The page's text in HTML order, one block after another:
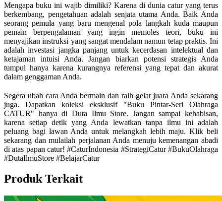
Mengapa buku ini wajib dimiliki? Karena di dunia catur yang terus
berkembang, pengetahuan adalah senjata utama Anda. Baik Anda
seorang pemula yang baru mengenal pola langkah kuda maupun
pemain berpengalaman yang ingin memoles teori, buku ini
menyajikan instruksi yang sangat mendalam namun tetap praktis. Ini
adalah investasi jangka panjang untuk kecerdasan intelektual dan
ketajaman intuisi Anda. Jangan biarkan potensi strategis Anda
tumpul hanya karena kurangnya referensi yang tepat dan akurat
dalam genggaman Anda.
Segera ubah cara Anda bermain dan raih gelar juara Anda sekarang
juga. Dapatkan koleksi eksklusif "Buku Pintar-Seri Olahraga
CATUR" hanya di Duta Ilmu Store. Jangan sampai kehabisan,
karena setiap detik yang Anda lewatkan tanpa ilmu ini adalah
peluang bagi lawan Anda untuk melangkah lebih maju. Klik beli
sekarang dan mulailah perjalanan Anda menuju kemenangan abadi
di atas papan catur! #CaturIndonesia #StrategiCatur #BukuOlahraga
#DutaIlmuStore #BelajarCatur
Produk Terkait